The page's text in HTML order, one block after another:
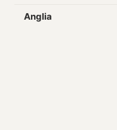
Anglia